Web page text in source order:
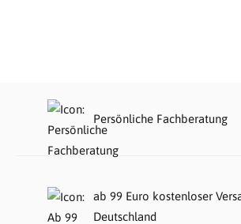
Persönliche Fachberatung
ab 99 Euro kostenloser
Deutschland